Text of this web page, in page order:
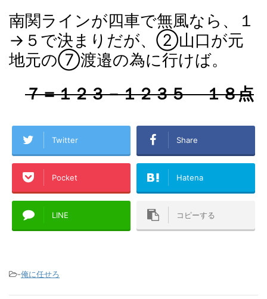
南関ラインが四車で無風なら、１
→５で決まりだが、②山口が元
地元の⑦渡邉の為に行けば。
７＝１２３－１２３５ １８点
Twitter Share
Pocket Hatena
LINE コピーする
-俺に任せろ